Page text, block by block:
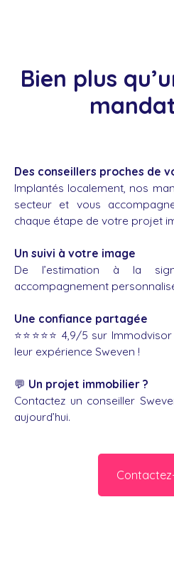
Bien plus
Des conseillers proches de
Implantés localement, nos
secteur et vous
chaque étape de votre projet
Un suivi à votre image
De l’estimation à la
accompagnement
Une confiance partagée
⭐️⭐️⭐️⭐️⭐️ 4,9/5 sur
leur expérience Sweven !
💬 Un projet immobilier ?
Contactez un conseiller
aujourd’hui.